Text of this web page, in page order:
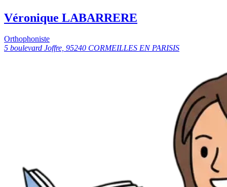
Véronique LABARRERE
Orthophoniste
5 boulevard Joffre, 95240 CORMEILLES EN PARISIS